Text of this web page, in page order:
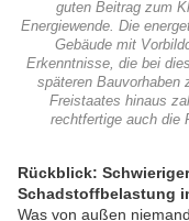
guten Beitrag zum
Energiewende. Die
Gebäude mit
Erkenntnisse, die bei
späteren Bauvorhaben
Freistaates hinaus
rechtfertige auch die
Rückblick:
Schadstoffbelastung
Was von außen